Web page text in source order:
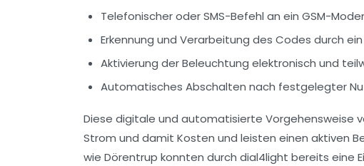
Telefonischer oder SMS-Befehl an ein GSM-
Erkennung und Verarbeitung des Codes durch
Aktivierung der Beleuchtung elektronisch und
Automatisches Abschalten nach festgelegter
Diese digitale und automatisierte Vorgehensweise
Strom und damit Kosten und leisten einen aktiven
wie Dörentrup konnten durch dial4light bereits eine